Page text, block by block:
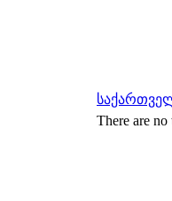
There are no